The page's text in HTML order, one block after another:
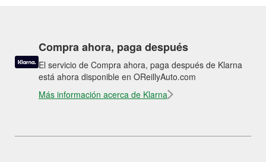
Compra ahora, paga después
El servicio de Compra ahora, paga después de Klarna
está ahora disponible en OReillyAuto.com
Más información acerca de Klarna